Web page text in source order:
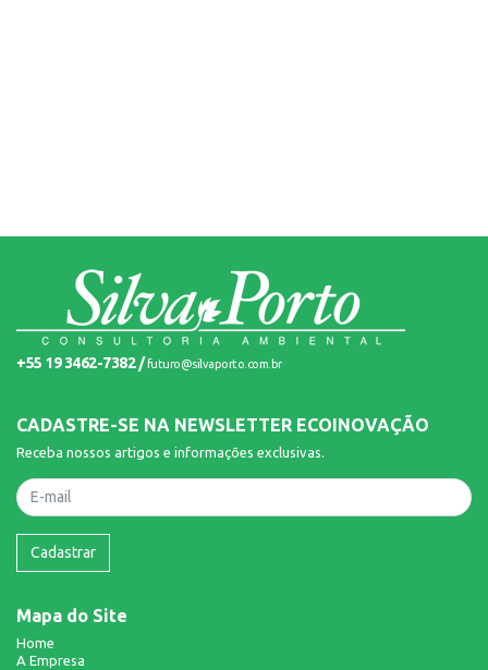
+55 19 3462-7382 /futuro@silvaporto.com.br
CADASTRE-SE NA NEWSLETTER ECOINOVAÇÃO
Receba nossos artigos e informações exclusivas.
Nome
Cadastrar
Mapa do Site
Home
A Empresa